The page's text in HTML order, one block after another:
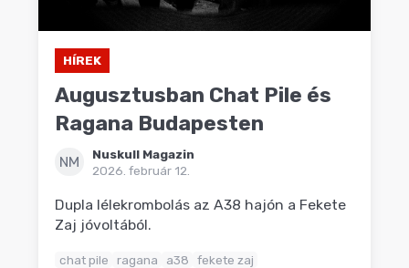
HÍREK
Augusztusban Chat Pile és
Ragana Budapesten
NM
Nuskull Magazin
2026. február 12.
Dupla lélekrombolás az A38 hajón a Fekete
Zaj jóvoltából.
chat pile ragana a38 fekete zaj